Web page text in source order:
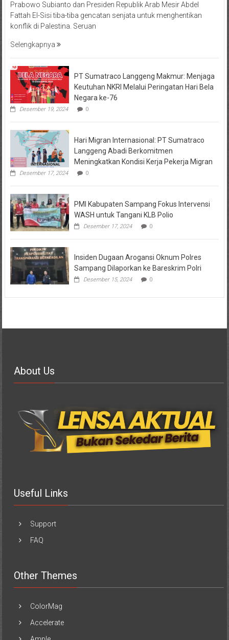
Prabowo Subianto dan Presiden Republik Arab Mesir Abdel
Fattah El-Sisi tiba-tiba gencatan senjata untuk menghentikan
konflik di Palestina. Seruan
Selengkapnya
PT Sumatraco Langgeng Makmur: Menjaga
Keutuhan NKRI Melalui Peringatan Hari Bela
Negara ke-76
Desember 19, 2024 0
Hari Migran Internasional: PT Sumatraco
Langgeng Abadi Berkomitmen
Meningkatkan Kondisi Kerja Pekerja Migran
Desember 17, 2024 0
PMI Kabupaten Sampang Fokus Intervensi
WASH untuk Tangani KLB Polio
Desember 17, 2024 0
Insiden Dugaan Arogansi Oknum Polres
Sampang Dilaporkan ke Bareskrim Polri
Desember 15, 2024 0
About Us
Useful Links
Support
FAQ
Other Themes
ColorMag
Accelerate